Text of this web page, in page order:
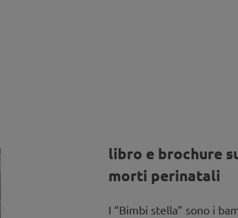
libro e brochure
morti perinatali
I “Bimbi stella” sono i